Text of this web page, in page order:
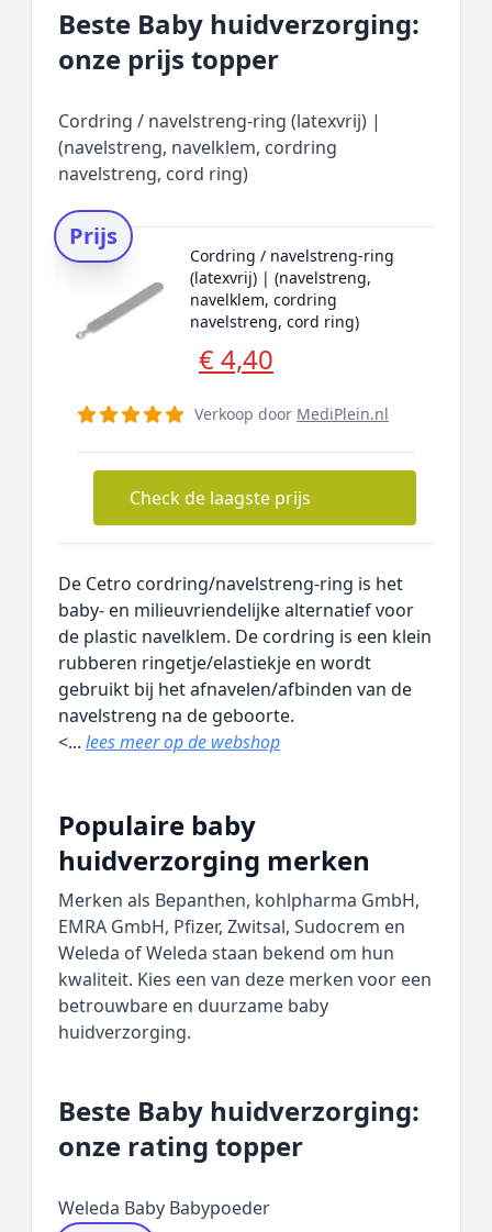
Beste Baby huidverzorging:
onze prijs topper
Cordring / navelstreng-ring (latexvrij) |
(navelstreng, navelklem, cordring
navelstreng, cord ring)
Prijs
Cordring / navelstreng-ring
(latexvrij) | (navelstreng,
navelklem, cordring
navelstreng, cord ring)
€ 4,40
Verkoop door MediPlein.nl
Check de laagste prijs
De Cetro cordring/navelstreng-ring is het
baby- en milieuvriendelijke alternatief voor
de plastic navelklem. De cordring is een klein
rubberen ringetje/elastiekje en wordt
gebruikt bij het afnavelen/afbinden van de
navelstreng na de geboorte.
<... lees meer op de webshop
Populaire baby
huidverzorging merken
Merken als Bepanthen, kohlpharma GmbH,
EMRA GmbH, Pfizer, Zwitsal, Sudocrem en
Weleda of Weleda staan bekend om hun
kwaliteit. Kies een van deze merken voor een
betrouwbare en duurzame baby
huidverzorging.
Beste Baby huidverzorging:
onze rating topper
Weleda Baby Babypoeder